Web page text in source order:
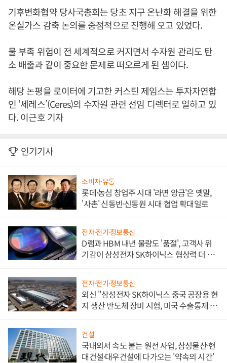
기후변화협약 당사국총회는 당초 지구 온난화 해결을 위한
온실가스 감축 논의를 중점적으로 진행해 오고 있었다.
물 부족 위험이 전 세계적으로 커지면서 수자원 관리도 탄
소 배출과 같이 중요한 문제로 떠오르게 된 셈이다.
해당 논평을 로이터에 기고한 커스틴 제임스는 투자자연합
인 ‘세레스’(Ceres)의 수자원 관련 선임 디렉터로 일하고 있
다. 이근호 기자
인기기사
소비자·유통
롯데·농심 창업주 시대 '라면 앙금'은 옛말,
'사촌' 신동빈·신동원 시대 협업 확대일로
전자·전기·정보통신
D램과 HBM 내년 물량도 '품절', 고객사 위
기감이 삼성전자 SK하이닉스 협상력 더 키
전자·전기·정보통신
외신 "삼성전자 SK하이닉스 중국 공장용 현
지 생산 반도체 장비 시험, 미국 수출통제 대
건설
국내외서 속도 붙는 원전 사업, 삼성물산·현
대건설·대우건설에 다가오는 '약속의 시간'